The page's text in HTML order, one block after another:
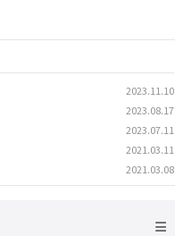
2023.11.10
2023.08.17
2023.07.11
2021.03.11
2021.03.08